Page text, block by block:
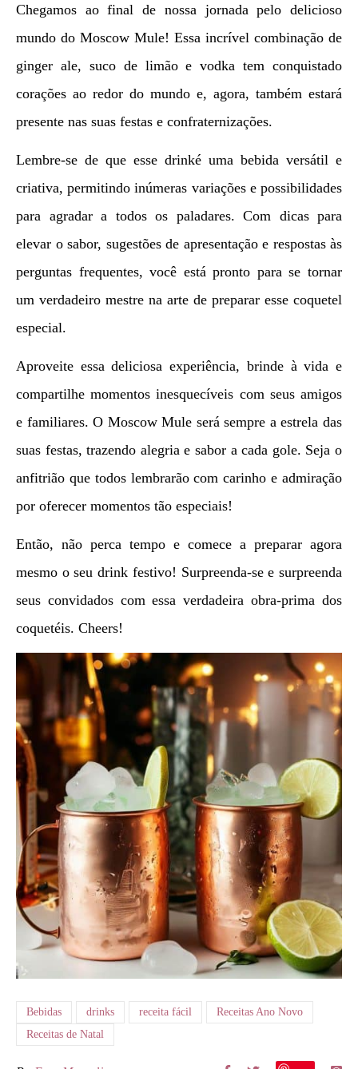
Chegamos ao final de nossa jornada pelo delicioso
mundo do Moscow Mule! Essa incrível combinação de
ginger ale, suco de limão e vodka tem conquistado
corações ao redor do mundo e, agora, também estará
presente nas suas festas e confraternizações.
Lembre-se de que esse drinké uma bebida versátil e
criativa, permitindo inúmeras variações e possibilidades
para agradar a todos os paladares. Com dicas para
elevar o sabor, sugestões de apresentação e respostas às
perguntas frequentes, você está pronto para se tornar
um verdadeiro mestre na arte de preparar esse coquetel
especial.
Aproveite essa deliciosa experiência, brinde à vida e
compartilhe momentos inesquecíveis com seus amigos
e familiares. O Moscow Mule será sempre a estrela das
suas festas, trazendo alegria e sabor a cada gole. Seja o
anfitrião que todos lembrarão com carinho e admiração
por oferecer momentos tão especiais!
Então, não perca tempo e comece a preparar agora
mesmo o seu drink festivo! Surpreenda-se e surpreenda
seus convidados com essa verdadeira obra-prima dos
coquetéis. Cheers!
Bebidas drinks receita fácil
Receitas Ano Novo
Receitas de Natal